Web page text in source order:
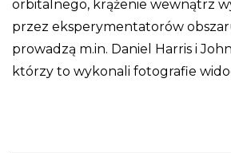
orbitalnego, krążenie wewnątrz
przez eksperymentatorów
prowadzą m.in. Daniel Harris i
którzy to wykonali fotografie